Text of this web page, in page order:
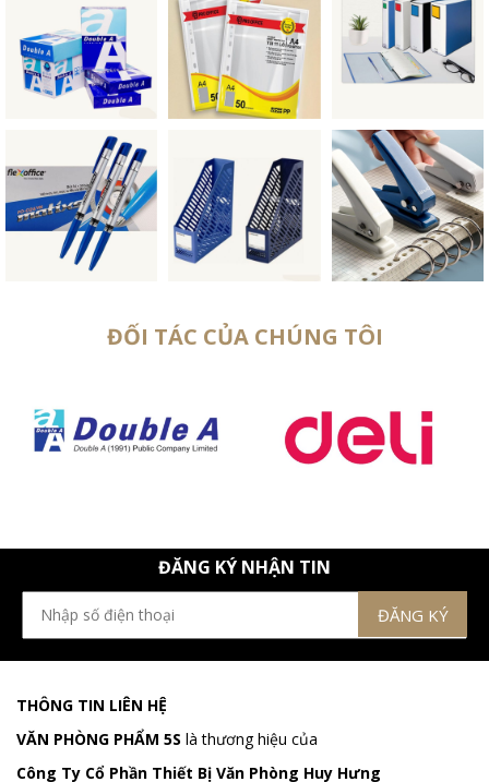
ĐỐI TÁC CỦA CHÚNG TÔI
ĐĂNG KÝ NHẬN TIN
THÔNG TIN LIÊN HỆ
VĂN PHÒNG PHẨM 5S là thương hiệu của
Công Ty Cổ Phần Thiết Bị Văn Phòng Huy Hưng